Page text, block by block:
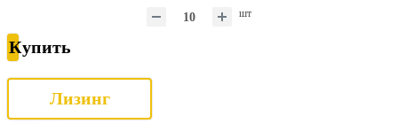
шт
Купить
Лизинг